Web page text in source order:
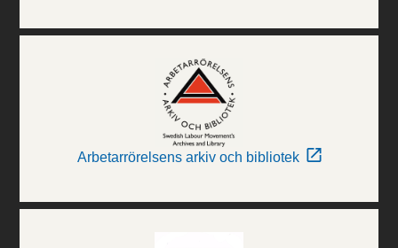
Arbetarrörelsens arkiv och bibliotek